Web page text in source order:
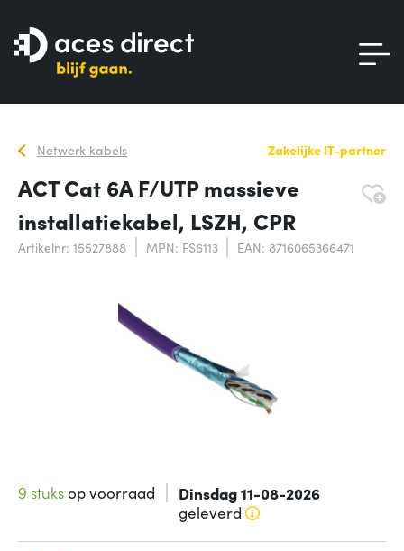
Netwerk kabels Zakelijke IT-partner
ACT Cat 6A F/UTP massieve
installatiekabel, LSZH, CPR
Artikelnr: 15527888 MPN: FS6113 EAN: 8716065366471
9 stuksop voorraad Dinsdag 11-08-2026
geleverd